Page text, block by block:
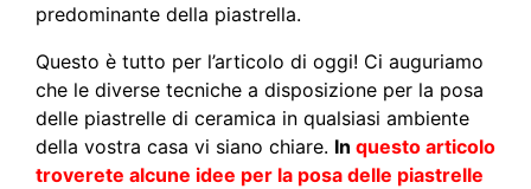
predominante della piastrella.
Questo è tutto per l’articolo di oggi! Ci auguriamo
che le diverse tecniche a disposizione per la posa
delle piastrelle di ceramica in qualsiasi ambiente
della vostra casa vi siano chiare. In questo articolo
troverete alcune idee per la posa delle piastrelle